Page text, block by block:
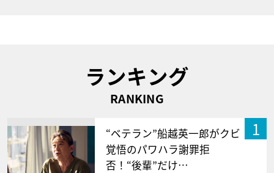
ランキング
RANKING
1
“ベテラン”船越英一郎がクビ
覚悟のパワハラ謝罪拒
否！“後輩”だけ…